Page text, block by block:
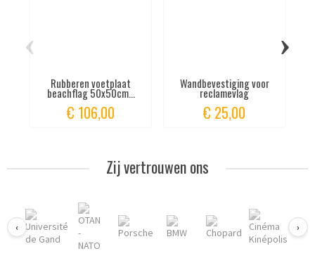
Rubberen voetplaat
beachflag 50x50cm...
€ 106,00
Wandbevestiging voor
reclamevlag
€ 25,00
‹ ›
Zij vertrouwen ons
‹ ›